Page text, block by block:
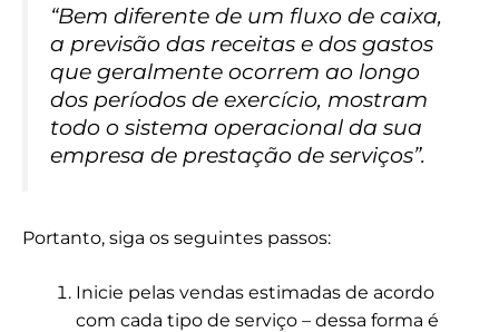
“Bem diferente de um fluxo de caixa,
a previsão das receitas e dos gastos
que geralmente ocorrem ao longo
dos períodos de exercício, mostram
todo o sistema operacional da sua
empresa de prestação de serviços”.
Portanto, siga os seguintes passos:
Inicie pelas vendas estimadas de acordo
com cada tipo de serviço – dessa forma é